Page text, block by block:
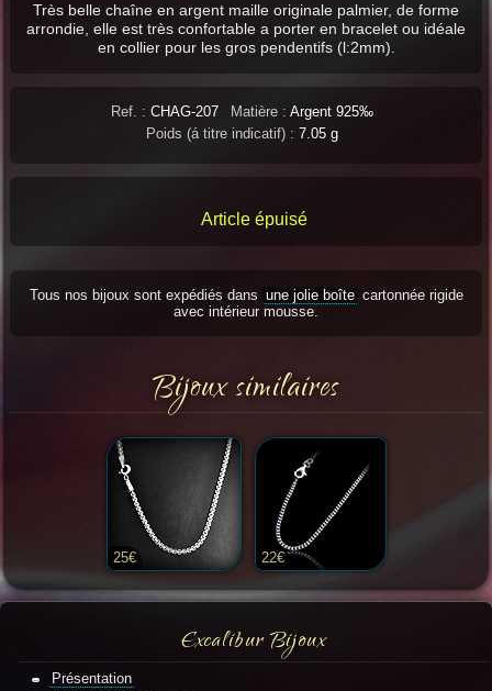
Très belle chaîne en argent maille originale palmier, de forme
arrondie, elle est très confortable a porter en bracelet ou idéale
en collier pour les gros pendentifs (l:2mm).
Ref. : CHAG-207 Matière : Argent 925‰
Poids (á titre indicatif) : 7.05 g
Article épuisé
Tous nos bijoux sont expédiés dans une jolie boîte cartonnée rigide
avec intérieur mousse.
Bijoux similaires
25€ 22€
Excalibur Bijoux
Présentation